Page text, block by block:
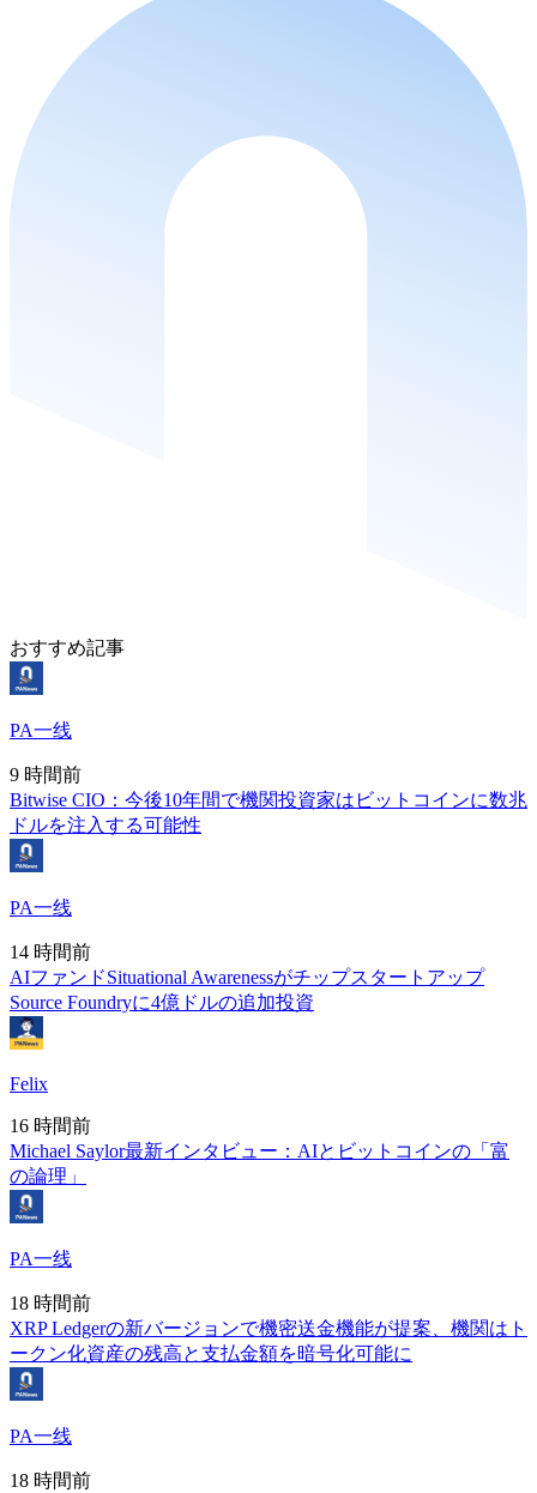
おすすめ記事
PA一线
9 時間前
Bitwise CIO：今後10年間で機関投資家はビットコインに数兆
ドルを注入する可能性
PA一线
14 時間前
AIファンドSituational Awarenessがチップスタートアップ
Source Foundryに4億ドルの追加投資
Felix
16 時間前
Michael Saylor最新インタビュー：AIとビットコインの「富
の論理」
PA一线
18 時間前
XRP Ledgerの新バージョンで機密送金機能が提案、機関はト
ークン化資産の残高と支払金額を暗号化可能に
PA一线
18 時間前